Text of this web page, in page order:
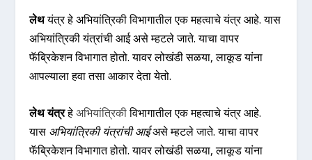
लेथयंत्र हे अभियांत्रिकी विभागातील एक महत्वाचे यंत्र आहे. यास
अभियांत्रिकी यंत्रांची आई असे म्हटले जाते. याचा वापर
फॅब्रिकेशन विभागात होतो. यावर लोखंडी सळया, लाकूड यांना
आपल्याला हवा तसा आकार देता येतो.
लेथ यंत्रहेअभियांत्रिकीविभागातील एक महत्वाचे यंत्र आहे.
यास अभियांत्रिकी यंत्रांची आईअसे म्हटले जाते. याचा वापर
फॅब्रिकेशन विभागात होतो. यावर लोखंडी सळया, लाकूड यांना